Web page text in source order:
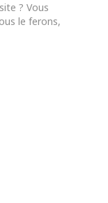
? Vous
le ferons,